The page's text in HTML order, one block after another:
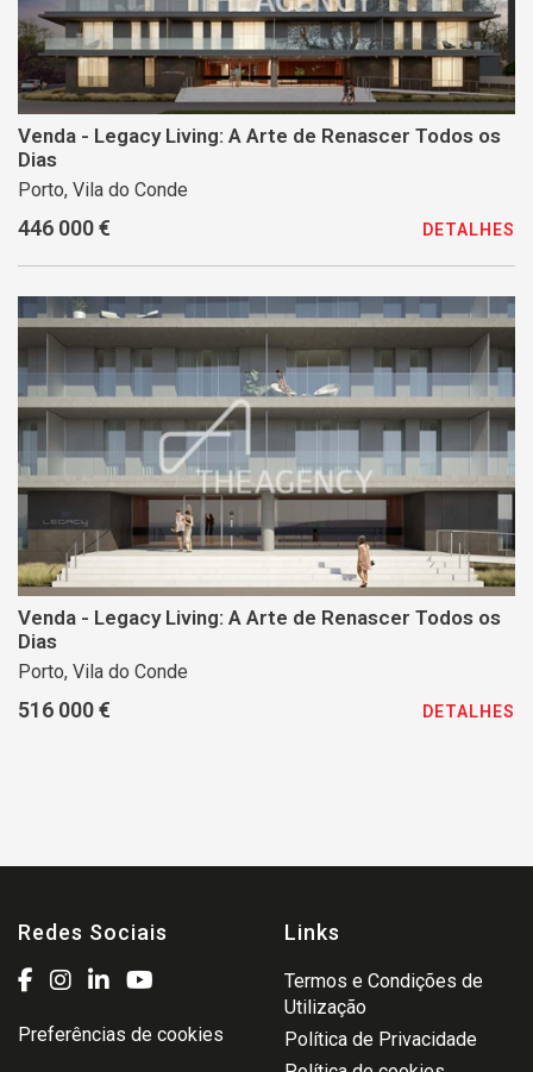
Venda - Legacy Living: A Arte de Renascer Todos os
Dias
Porto, Vila do Conde
446 000 € DETALHES
Venda - Legacy Living: A Arte de Renascer Todos os
Dias
Porto, Vila do Conde
516 000 € DETALHES
Redes Sociais
Preferências de cookies
Links
Termos e Condições de
Utilização
Política de Privacidade